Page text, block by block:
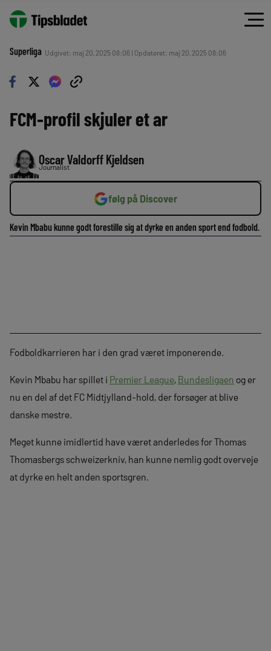
Superliga Udgivet: maj 20, 2025 08:06 | Opdateret: maj 20, 2025 08:06
FCM-profil skjuler et ar
Oscar Valdorff Kjeldsen
Journalist
følg på Discover
Kevin Mbabu kunne godt forestille sig at dyrke en anden sport end fodbold.
Fodboldkarrieren har i den grad været imponerende.
Kevin Mbabu har spillet i Premier League, Bundesligaen og er
nu en del af det FC Midtjylland-hold, der forsøger at blive
danske mestre.
Meget kunne imidlertid have været anderledes for Thomas
Thomasbergs schweizerkniv, han kunne nemlig godt overveje
at dyrke en helt anden sportsgren.